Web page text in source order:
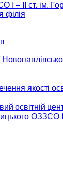
І – ІІ ст. ім.
філія
якості
освітній
ОЗЗСО І-